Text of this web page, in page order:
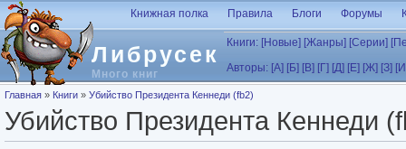
Перейти к основному содержанию
Либрусек
Много книг
Книжная полка Правила Блоги Форумы
Книги: [Новые] [Жанры] [Серии]
Авторы: [А] [Б] [В] [Г] [Д] [Е] [Ж] [З]
Вы здесь
Главная » Книги » Убийство Президента Кеннеди (fb2)
Убийство Президента Кеннеди